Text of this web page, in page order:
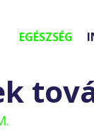
EGÉSZSÉG